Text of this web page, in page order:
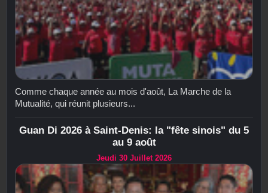
Comme chaque année au mois d'août, La Marche de la
Mutualité, qui réunit plusieurs...
Guan Di 2026 à Saint-Denis: la "fête sinois" du 5
au 9 août
Jeudi 30 Juillet 2026